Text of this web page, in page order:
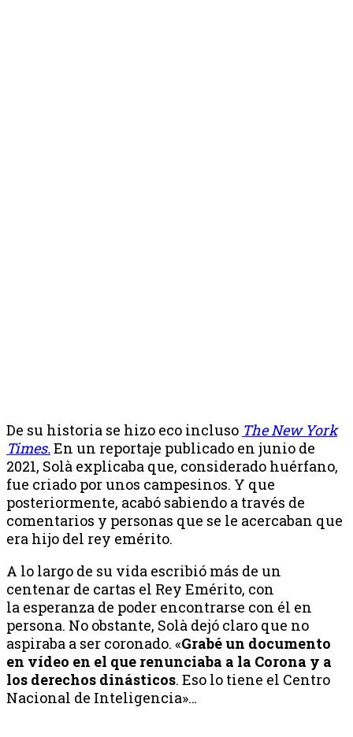
De su historia se hizo eco incluso The New York
Times.En un reportaje publicado en junio de
2021, Solà explicaba que, considerado huérfano,
fue criado por unos campesinos. Y que
posteriormente, acabó sabiendo a través de
comentarios y personas que se le acercaban que
era hijo del rey emérito.
A lo largo de su vida escribió más de un
centenar de cartas el Rey Emérito, con
la esperanza de poder encontrarse con él en
persona. No obstante, Solà dejó claro que no
aspiraba a ser coronado. «Grabé un documento
en vídeo en el que renunciaba a la Corona y a
los derechos dinásticos. Eso lo tiene el Centro
Nacional de Inteligencia»…